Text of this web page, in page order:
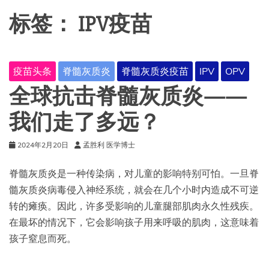
标签： IPV疫苗
疫苗头条 脊髓灰质炎 脊髓灰质炎疫苗 IPV OPV
全球抗击脊髓灰质炎——
我们走了多远？
2024年2月20日 孟胜利 医学博士
脊髓灰质炎是一种传染病，对儿童的影响特别可怕。一旦脊
髓灰质炎病毒侵入神经系统，就会在几个小时内造成不可逆
转的瘫痪。因此，许多受影响的儿童腿部肌肉永久性残疾。
在最坏的情况下，它会影响孩子用来呼吸的肌肉，这意味着
孩子窒息而死。